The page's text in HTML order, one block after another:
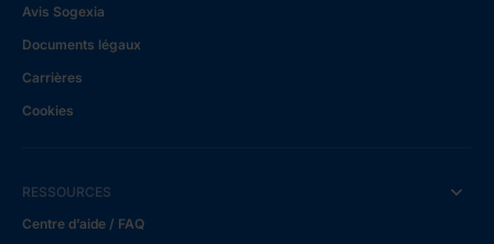
Avis Sogexia
Documents légaux
Carrières
Cookies
RESSOURCES
Centre d’aide / FAQ